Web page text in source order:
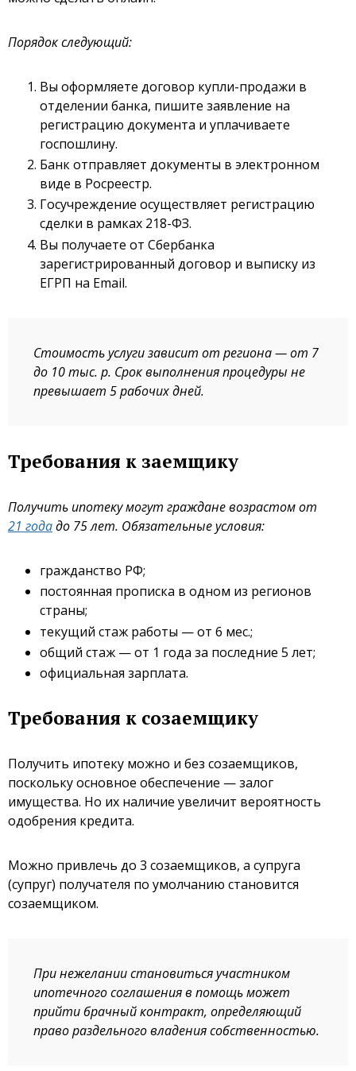
Порядок следующий:
Вы оформляете договор купли-продажи в
отделении банка, пишите заявление на
регистрацию документа и уплачиваете
госпошлину.
Банк отправляет документы в электронном
виде в Росреестр.
Госучреждение осуществляет регистрацию
сделки в рамках 218-ФЗ.
Вы получаете от Сбербанка
зарегистрированный договор и выписку из
ЕГРП на Email.
Стоимость услуги зависит от региона — от 7
до 10 тыс. р. Срок выполнения процедуры не
превышает 5 рабочих дней.
Требования к заемщику
Получить ипотеку могут граждане возрастом от
21 годадо 75 лет. Обязательные условия:
гражданство РФ;
постоянная прописка в одном из регионов
страны;
текущий стаж работы — от 6 мес.;
общий стаж — от 1 года за последние 5 лет;
официальная зарплата.
Требования к созаемщику
Получить ипотеку можно и без созаемщиков,
поскольку основное обеспечение — залог
имущества. Но их наличие увеличит вероятность
одобрения кредита.
Можно привлечь до 3 созаемщиков, а супруга
(супруг) получателя по умолчанию становится
созаемщиком.
При нежелании становиться участником
ипотечного соглашения в помощь может
прийти брачный контракт, определяющий
право раздельного владения собственностью.